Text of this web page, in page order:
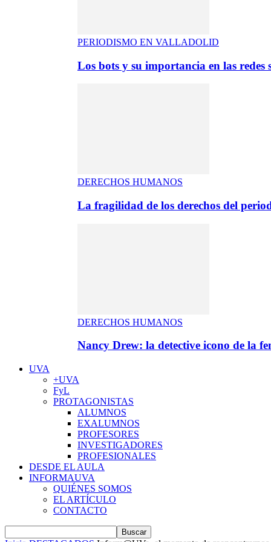
PERIODISMO EN VALLADOLID
Los bots y su importancia en las redes
DERECHOS HUMANOS
La fragilidad de los derechos del
DERECHOS HUMANOS
Nancy Drew: la detective icono de la
UVA
+UVA
FyL
PROTAGONISTAS
ALUMNOS
EXALUMNOS
PROFESORES
INVESTIGADORES
PROFESIONALES
DESDE EL AULA
INFORMAUVA
QUIÉNES SOMOS
EL ARTÍCULO
CONTACTO